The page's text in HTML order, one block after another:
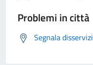
Problemi in città
Segnala